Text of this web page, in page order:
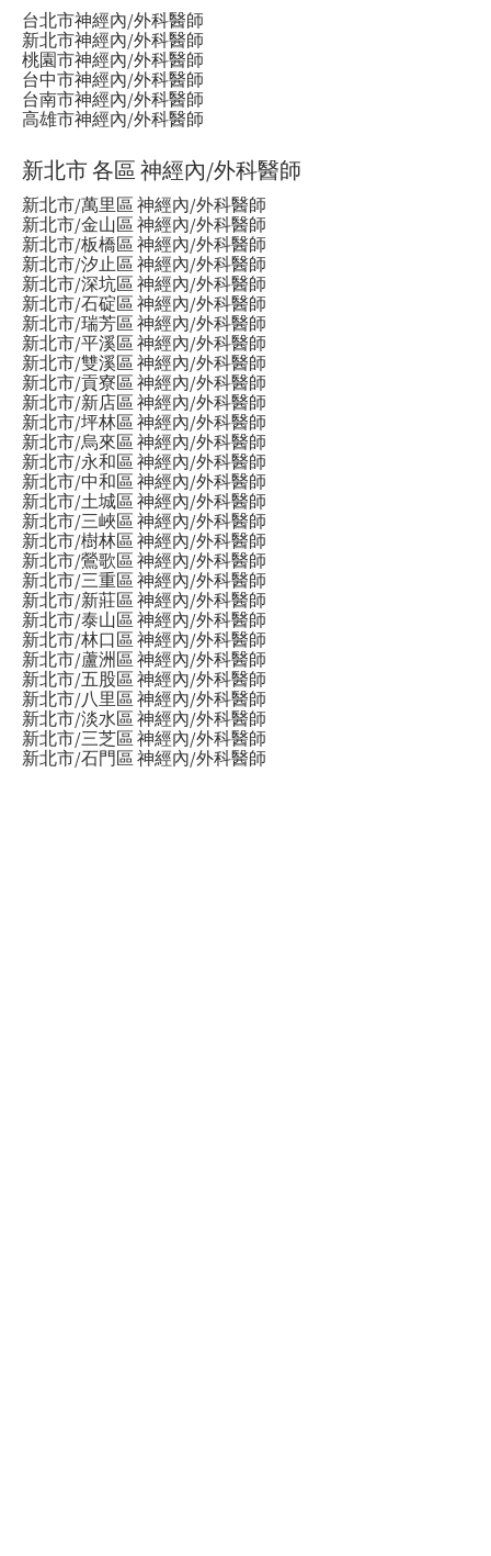
台北市神經內/外科醫師
新北市神經內/外科醫師
桃園市神經內/外科醫師
台中市神經內/外科醫師
台南市神經內/外科醫師
高雄市神經內/外科醫師
新北市 各區 神經內/外科醫師
新北市/萬里區 神經內/外科醫師
新北市/金山區 神經內/外科醫師
新北市/板橋區 神經內/外科醫師
新北市/汐止區 神經內/外科醫師
新北市/深坑區 神經內/外科醫師
新北市/石碇區 神經內/外科醫師
新北市/瑞芳區 神經內/外科醫師
新北市/平溪區 神經內/外科醫師
新北市/雙溪區 神經內/外科醫師
新北市/貢寮區 神經內/外科醫師
新北市/新店區 神經內/外科醫師
新北市/坪林區 神經內/外科醫師
新北市/烏來區 神經內/外科醫師
新北市/永和區 神經內/外科醫師
新北市/中和區 神經內/外科醫師
新北市/土城區 神經內/外科醫師
新北市/三峽區 神經內/外科醫師
新北市/樹林區 神經內/外科醫師
新北市/鶯歌區 神經內/外科醫師
新北市/三重區 神經內/外科醫師
新北市/新莊區 神經內/外科醫師
新北市/泰山區 神經內/外科醫師
新北市/林口區 神經內/外科醫師
新北市/蘆洲區 神經內/外科醫師
新北市/五股區 神經內/外科醫師
新北市/八里區 神經內/外科醫師
新北市/淡水區 神經內/外科醫師
新北市/三芝區 神經內/外科醫師
新北市/石門區 神經內/外科醫師